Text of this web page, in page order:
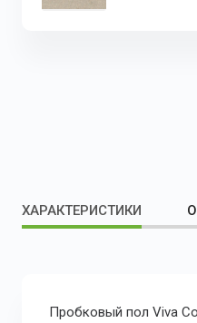
ХАРАКТЕРИСТИКИ
Пробковый пол Viva